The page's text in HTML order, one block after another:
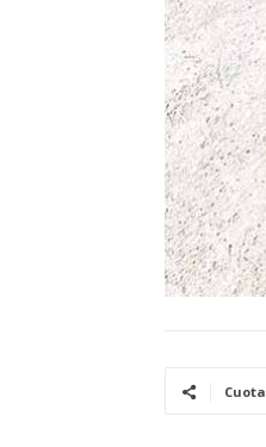
Cuota